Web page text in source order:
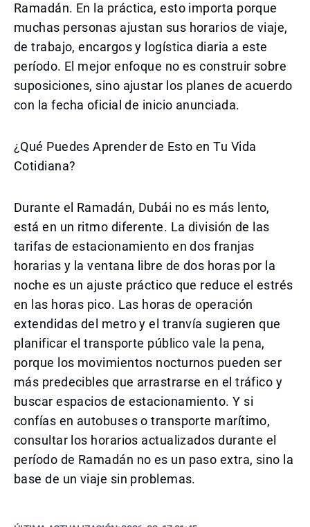
Ramadán. En la práctica, esto importa porque
muchas personas ajustan sus horarios de viaje,
de trabajo, encargos y logística diaria a este
período. El mejor enfoque no es construir sobre
suposiciones, sino ajustar los planes de acuerdo
con la fecha oficial de inicio anunciada.
¿Qué Puedes Aprender de Esto en Tu Vida
Cotidiana?
Durante el Ramadán, Dubái no es más lento,
está en un ritmo diferente. La división de las
tarifas de estacionamiento en dos franjas
horarias y la ventana libre de dos horas por la
noche es un ajuste práctico que reduce el estrés
en las horas pico. Las horas de operación
extendidas del metro y el tranvía sugieren que
planificar el transporte público vale la pena,
porque los movimientos nocturnos pueden ser
más predecibles que arrastrarse en el tráfico y
buscar espacios de estacionamiento. Y si
confías en autobuses o transporte marítimo,
consultar los horarios actualizados durante el
período de Ramadán no es un paso extra, sino la
base de un viaje sin problemas.